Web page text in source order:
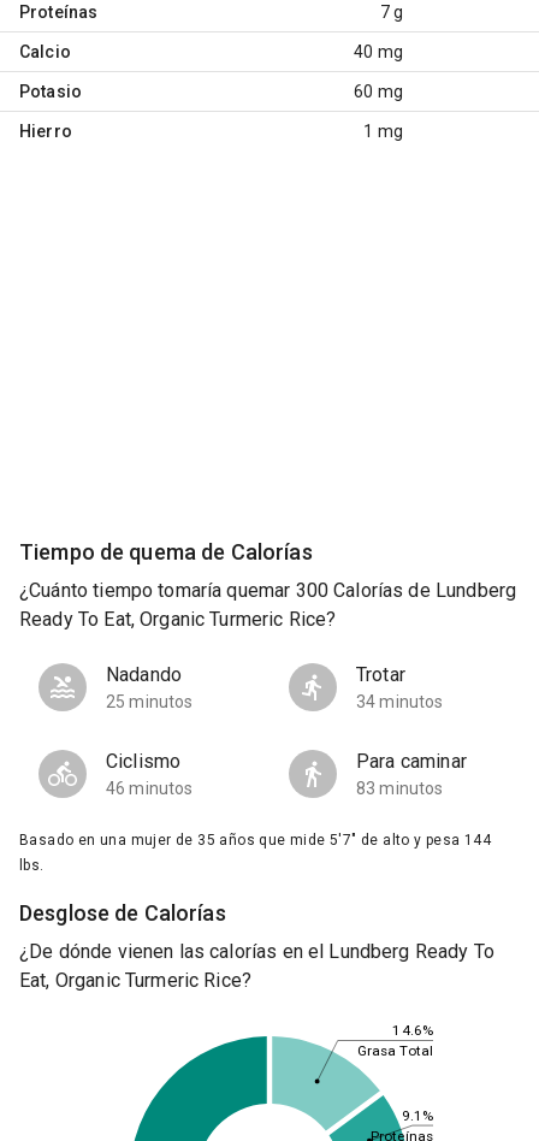
Proteínas 7 g
Calcio 40 mg
Potasio 60 mg
Hierro 1 mg
Tiempo de quema de Calorías
¿Cuánto tiempo tomaría quemar 300 Calorías de Lundberg
Ready To Eat, Organic Turmeric Rice?
Nadando
25 minutos
Trotar
34 minutos
Ciclismo
46 minutos
Para caminar
83 minutos
Basado en una mujer de 35 años que mide 5'7" de alto y pesa 144
lbs.
Desglose de Calorías
¿De dónde vienen las calorías en el Lundberg Ready To
Eat, Organic Turmeric Rice?
14.6%
9.1%
Grasa Total
Proteínas